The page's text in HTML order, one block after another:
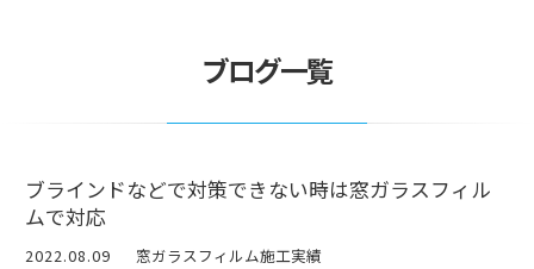
ブログ一覧
ブラインドなどで対策できない時は窓ガラスフィル
ムで対応
2022.08.09 窓ガラスフィルム施工実績